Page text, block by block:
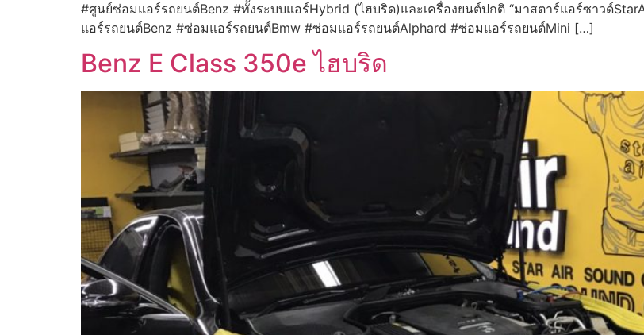
#ศูนย์ซ่อมแอร์รถยนต์Benz #ทั้งระบบแอร์Hybrid (ไฮบริด)และเครื่องยนต์ปกติ “มาสตาร์แอร์ซาวด์
แอร์รถยนต์Benz #ซ่อมแอร์รถยนต์Bmw #ซ่อมแอร์รถยนต์Alphard #ซ่อมแอร์รถยนต์Mini […]
Benz E Class 350e ไฮบริด